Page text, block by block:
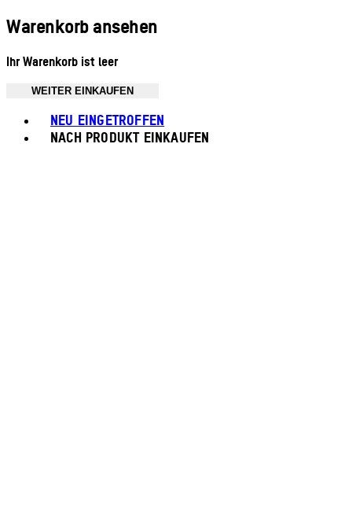
Warenkorb ansehen
Ihr Warenkorb ist leer
WEITER EINKAUFEN
NEU EINGETROFFEN
NACH PRODUKT EINKAUFEN